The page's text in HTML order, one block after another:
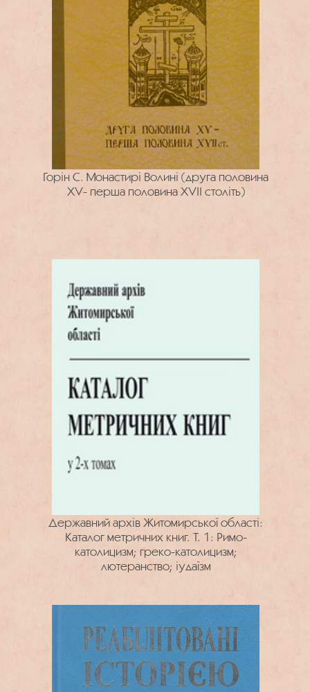
Горін С. Монастирі Волині (друга половина
XV- перша половина XVII століть)
Державний архів Житомирської області:
Каталог метричних книг. Т. 1: Римо-
католицизм; греко-католицизм;
лютеранство; іудаїзм